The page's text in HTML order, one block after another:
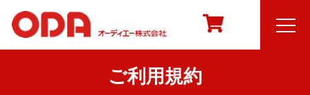
ご利用規約